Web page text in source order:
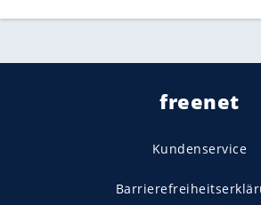
freenet
Kundenservice